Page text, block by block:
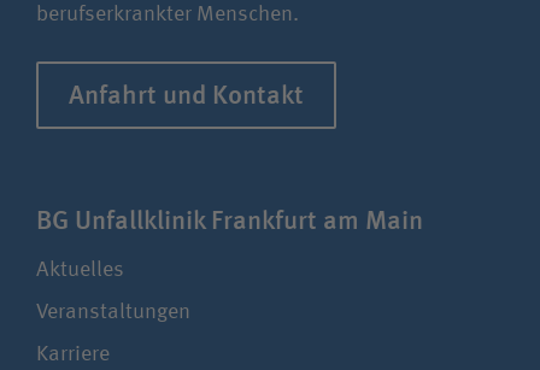
berufserkrankter Menschen.
Anfahrt und Kontakt
BG Unfallklinik Frankfurt am Main
Aktuelles
Veranstaltungen
Karriere